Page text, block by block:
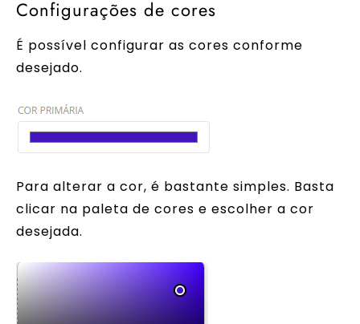
Configurações de cores
É possível configurar as cores conforme
desejado.
Para alterar a cor, é bastante simples. Basta
clicar na paleta de cores e escolher a cor
desejada.